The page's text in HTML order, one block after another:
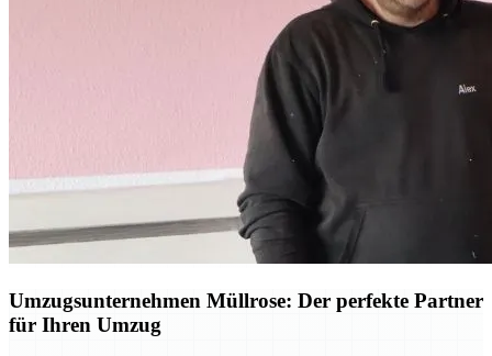
Umzugsunternehmen Müllrose: Der perfekte Partner
für Ihren Umzug